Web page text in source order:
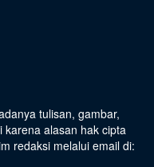
tulisan, gambar,
alasan hak cipta
redaksi melalui email di: